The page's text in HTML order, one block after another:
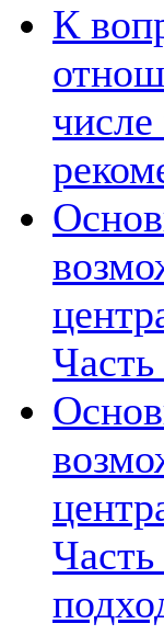
К
Часть